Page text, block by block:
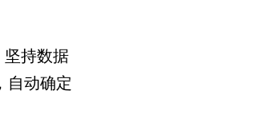
持数据
自动确定